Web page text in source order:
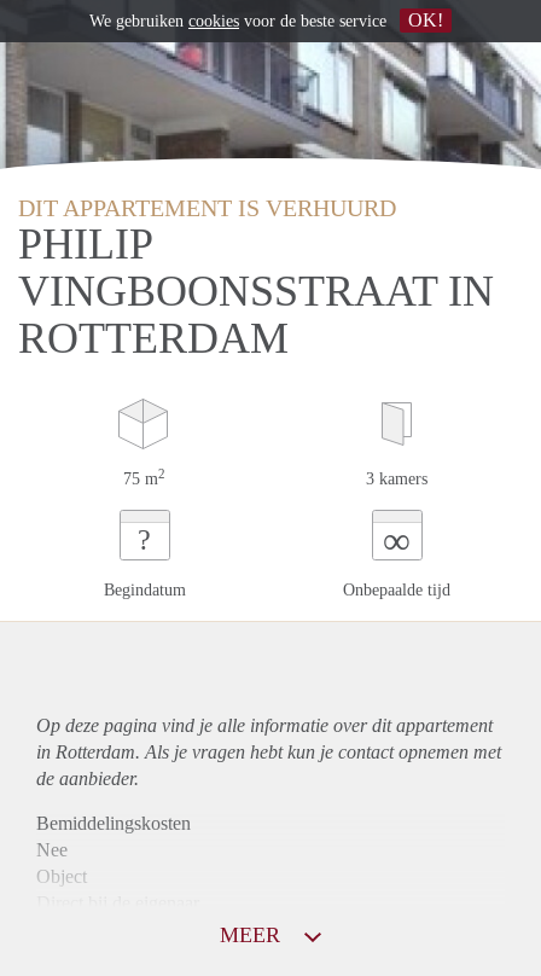
DIT APPARTEMENT IS VERHUURD
PHILIP
VINGBOONSSTRAAT IN
ROTTERDAM
75 m2 3 kamers
?
Begindatum
∞
Onbepaalde tijd
Op deze pagina vind je alle informatie over ditappartement
in Rotterdam. Als je vragen hebt kun je contact opnemen met
de aanbieder.
Bemiddelingskosten
Nee
Object
MEER
We gebruiken cookies voor de beste service OK!